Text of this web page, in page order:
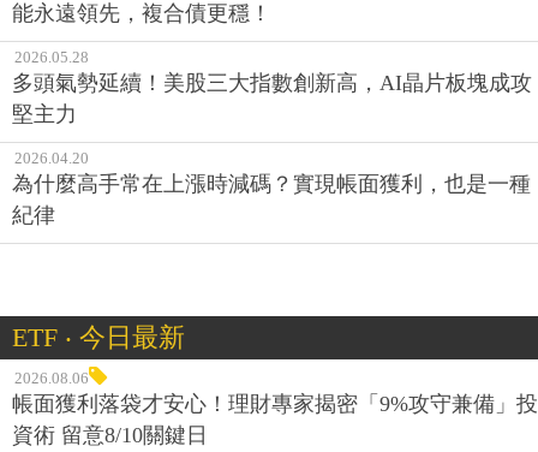
能永遠領先，複合債更穩！
2026.05.28
多頭氣勢延續！美股三大指數創新高，AI晶片板塊成攻
堅主力
2026.04.20
為什麼高手常在上漲時減碼？實現帳面獲利，也是一種
紀律
ETF ‧ 今日最新
2026.08.06
帳面獲利落袋才安心！理財專家揭密「9%攻守兼備」投
資術 留意8/10關鍵日